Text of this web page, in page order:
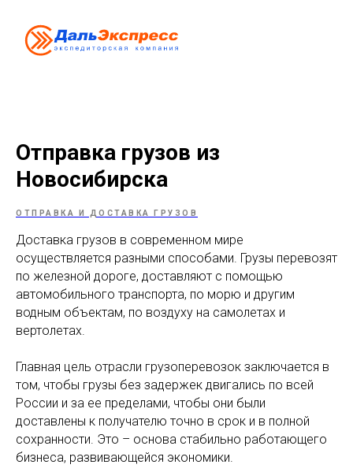
Отправка грузов из
Новосибирска
ОТПРАВКА И ДОСТАВКА ГРУЗОВ
Доставка грузов в современном мире
осуществляется разными способами. Грузы перевозят
по железной дороге, доставляют с помощью
автомобильного транспорта, по морю и другим
водным объектам, по воздуху на самолетах и
вертолетах.
Главная цель отрасли грузоперевозок заключается в
том, чтобы грузы без задержек двигались по всей
России и за ее пределами, чтобы они были
доставлены к получателю точно в срок и в полной
сохранности. Это – основа стабильно работающего
бизнеса, развивающейся экономики.